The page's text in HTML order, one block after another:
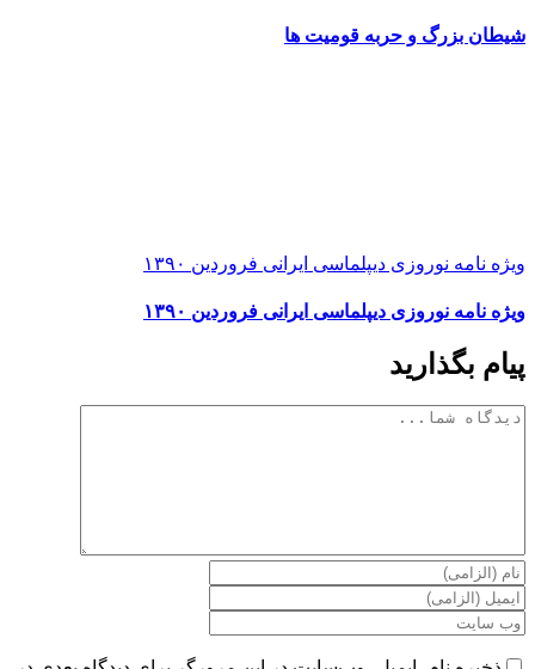
شیطان بزرگ و حربه قومیت ها
ویژه نامه نوروزی دیپلماسی ایرانی فروردین ۱۳۹۰
ویژه نامه نوروزی دیپلماسی ایرانی فروردین ۱۳۹۰
پیام بگذارید
دیدگاه